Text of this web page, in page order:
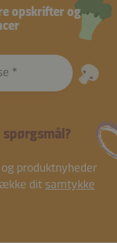
opskrifter og
spørgsmål?
produktnyheder
dit samtykke